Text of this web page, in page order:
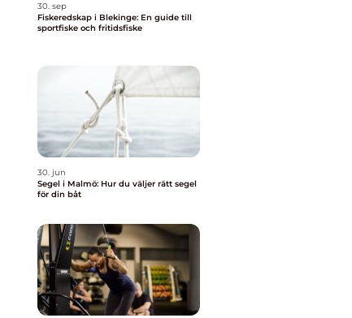
30. sep
Fiskeredskap i Blekinge: En guide till
sportfiske och fritidsfiske
30. jun
Segel i Malmö: Hur du väljer rätt segel
för din båt